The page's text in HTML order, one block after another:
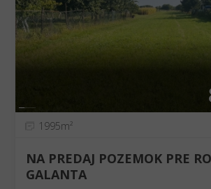
❮
1995m²
NA PREDAJ POZEMOK PRE
GALANTA